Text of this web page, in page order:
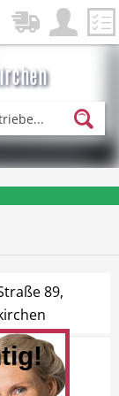
89,